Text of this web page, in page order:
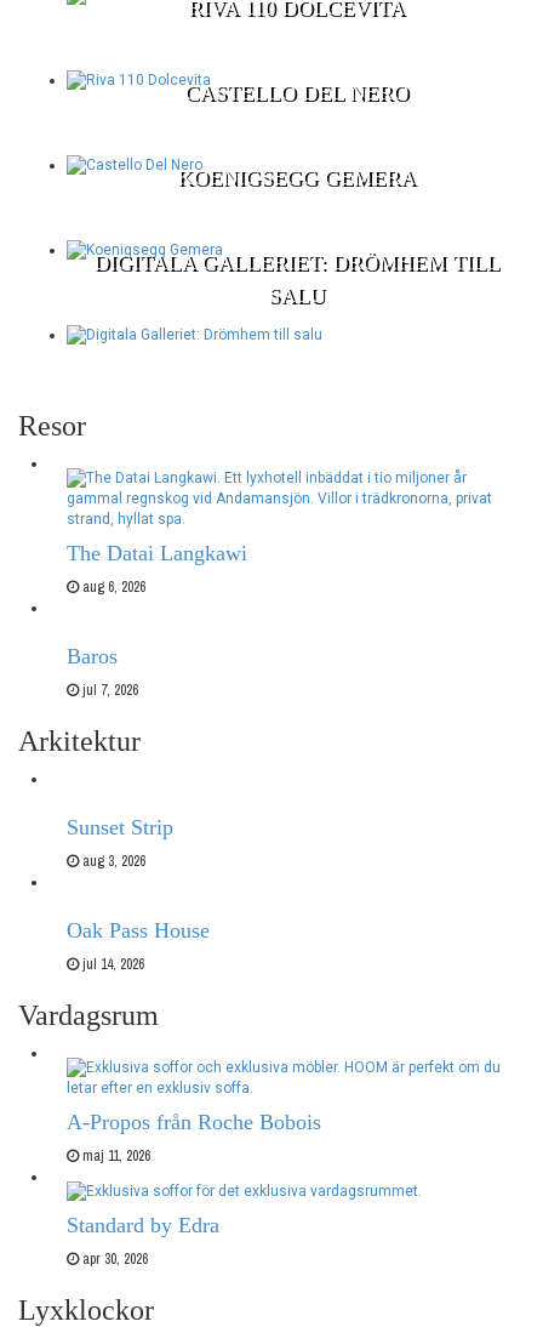
RIVA 110 DOLCEVITA
CASTELLO DEL NERO
KOENIGSEGG GEMERA
DIGITALA GALLERIET: DRÖMHEM TILL
SALU
Resor
The Datai Langkawi
aug 6, 2026
Baros
jul 7, 2026
Arkitektur
Sunset Strip
aug 3, 2026
Oak Pass House
jul 14, 2026
Vardagsrum
A-Propos från Roche Bobois
maj 11, 2026
Standard by Edra
apr 30, 2026
Lyxklockor